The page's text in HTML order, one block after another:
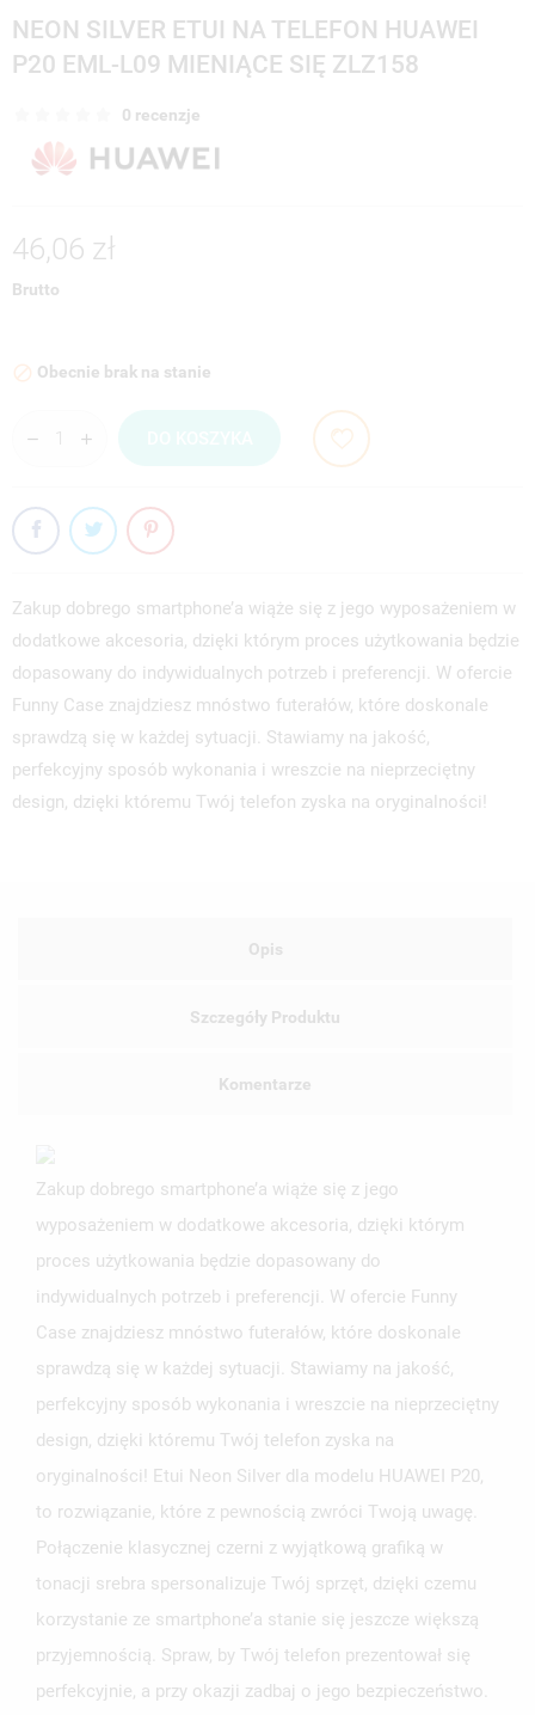
NEON SILVER ETUI NA TELEFON HUAWEI
P20 EML-L09 MIENIĄCE SIĘ ZLZ158
0 recenzje
46,06 zł
Brutto
 Obecnie brak na stanie
Zakup dobrego smartphone’a wiąże się z jego wyposażeniem w
dodatkowe akcesoria, dzięki którym proces użytkowania będzie
dopasowany do indywidualnych potrzeb i preferencji. W ofercie
Funny Case znajdziesz mnóstwo futerałów, które doskonale
sprawdzą się w każdej sytuacji. Stawiamy na jakość,
perfekcyjny sposób wykonania i wreszcie na nieprzeciętny
design, dzięki któremu Twój telefon zyska na oryginalności!
Opis
Szczegóły Produktu
Komentarze
Zakup dobrego smartphone’a wiąże się z jego
wyposażeniem w dodatkowe akcesoria, dzięki którym
proces użytkowania będzie dopasowany do
indywidualnych potrzeb i preferencji. W ofercie Funny
Case znajdziesz mnóstwo futerałów, które doskonale
sprawdzą się w każdej sytuacji. Stawiamy na jakość,
perfekcyjny sposób wykonania i wreszcie na nieprzeciętny
design, dzięki któremu Twój telefon zyska na
oryginalności! Etui Neon Silver dla modelu HUAWEI P20,
to rozwiązanie, które z pewnością zwróci Twoją uwagę.
Połączenie klasycznej czerni z wyjątkową grafiką w
tonacji srebra spersonalizuje Twój sprzęt, dzięki czemu
korzystanie ze smartphone’a stanie się jeszcze większą
przyjemnością. Spraw, by Twój telefon prezentował się
perfekcyjnie, a przy okazji zadbaj o jego bezpieczeństwo.